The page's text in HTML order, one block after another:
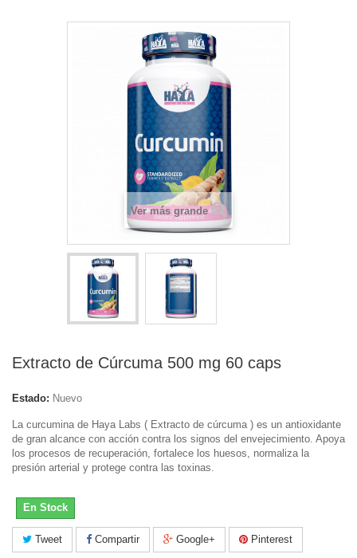
Ver más grande
Extracto de Cúrcuma 500 mg 60 caps
Estado: Nuevo
La curcumina de Haya Labs ( Extracto de cúrcuma ) es un antioxidante
de gran alcance con acción contra los signos del envejecimiento. Apoya
los procesos de recuperación, fortalece los huesos, normaliza la
presión arterial y protege contra las toxinas.
En Stock
Tweet Compartir Google+ Pinterest